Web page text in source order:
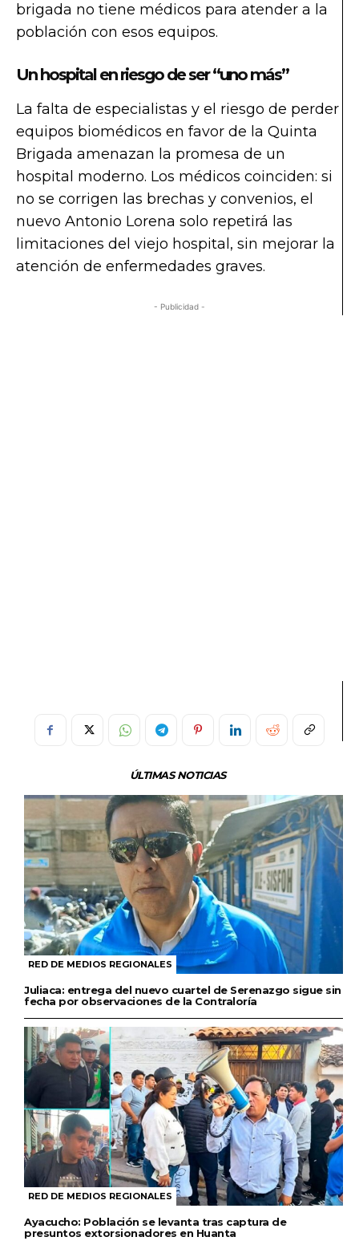
brigada no tiene médicos para atender a la
población con esos equipos.
Un hospital en riesgo de ser “uno más”
La falta de especialistas y el riesgo de perder
equipos biomédicos en favor de la Quinta
Brigada amenazan la promesa de un
hospital moderno. Los médicos coinciden: si
no se corrigen las brechas y convenios, el
nuevo Antonio Lorena solo repetirá las
limitaciones del viejo hospital, sin mejorar la
atención de enfermedades graves.
- Publicidad -
ÚLTIMAS NOTICIAS
RED DE MEDIOS REGIONALES
Juliaca: entrega del nuevo cuartel de Serenazgo sigue sin
fecha por observaciones de la Contraloría
RED DE MEDIOS REGIONALES
Ayacucho: Población se levanta tras captura de
presuntos extorsionadores en Huanta